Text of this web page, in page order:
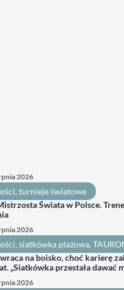
2026
, turnieje światowe
Świata w Polsce.
2026
, siatkówka plażowa,
na boisko, choć karierę
„Siatkówka przestała dawać
2026